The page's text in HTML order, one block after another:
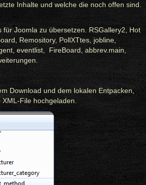
Inhalte und welche die noch offen sind.
Joomla zu übersetzen. RSGallery2, Hot
Remository, PollXTtes, jobline,
eventlist, FireBoard, abbrev.main,
Download und dem lokalen Entpacken,
File hochgeladen.